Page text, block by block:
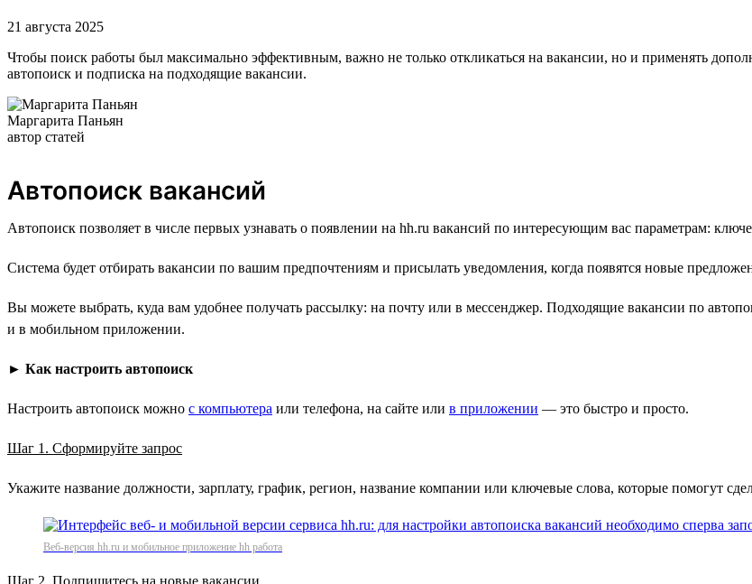
21 августа 2025
Чтобы поиск работы был максимально эффективным, важно не только откликаться на вакансии, но и применять
автопоиск и подписка на подходящие вакансии.
Маргарита Паньян
автор статей
Автопоиск вакансий
Автопоиск позволяет в числе первых узнавать о появлении на hh.ru вакансий по интересующим вас параметрам:
Система будет отбирать вакансии по вашим предпочтениям и присылать уведомления, когда появятся новые
Вы можете выбрать, куда вам удобнее получать рассылку: на почту или в мессенджер. Подходящие вакансии по
и в мобильном приложении.
► Как настроить автопоиск
Настроить автопоиск можно с компьютера или телефона, на сайте или в приложении — это быстро и просто.
Шаг 1. Сформируйте запрос
Укажите название должности, зарплату, график, регион, название компании или ключевые слова, которые помогут
Веб-версия hh.ru и мобильное приложение hh работа
Шаг 2. Подпишитесь на новые вакансии